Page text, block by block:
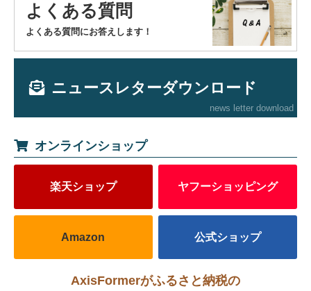
よくある質問
よくある質問にお答えします！
ニュースレターダウンロード
news letter download
オンラインショップ
楽天ショップ ヤフーショッピング
Amazon 公式ショップ
AxisFormerがふるさと納税の